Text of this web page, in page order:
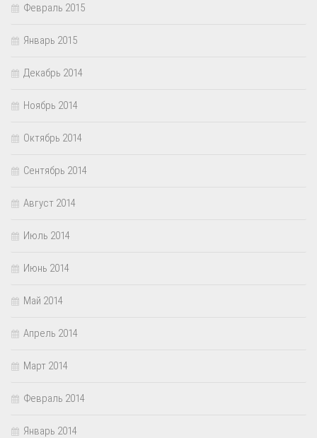
Февраль 2015
Январь 2015
Декабрь 2014
Ноябрь 2014
Октябрь 2014
Сентябрь 2014
Август 2014
Июль 2014
Июнь 2014
Май 2014
Апрель 2014
Март 2014
Февраль 2014
Январь 2014